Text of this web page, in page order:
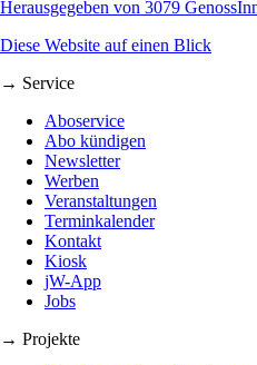
Herausgegeben von 3079
Diese Website auf einen Blick
→ Service
Aboservice
Abo kündigen
Newsletter
Werben
Veranstaltungen
Terminkalender
Kontakt
Kiosk
jW-App
Jobs
→ Projekte